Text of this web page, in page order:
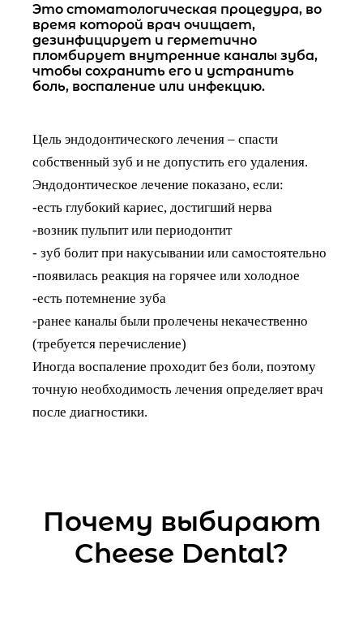
Это стоматологическая процедура, во
время которой врач очищает,
дезинфицирует и герметично
пломбирует внутренние каналы зуба,
чтобы сохранить его и устранить
боль, воспаление или инфекцию.
Цель эндодонтического лечения – спасти
собственный зуб и не допустить его удаления.
Эндодонтическое лечение показано, если:
-есть глубокий кариес, достигший нерва
-возник пульпит или периодонтит
- зуб болит при накусывании или самостоятельно
-появилась реакция на горячее или холодное
-есть потемнение зуба
-ранее каналы были пролечены некачественно
(требуется перечисление)
Иногда воспаление проходит без боли, поэтому
точную необходимость лечения определяет врач
после диагностики.
Почему выбирают
Cheese Dental?